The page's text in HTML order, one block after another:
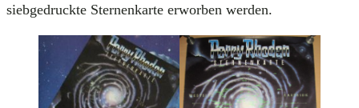
siebgedruckte Sternenkarte erworben werden.